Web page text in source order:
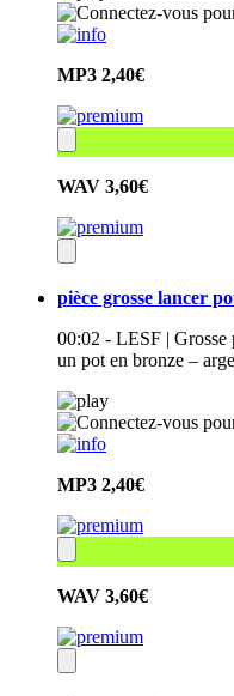
MP3 2,40€
WAV 3,60€
pièce grosse lancer
00:02 - LESF | Grosse
un pot en bronze –
MP3 2,40€
WAV 3,60€